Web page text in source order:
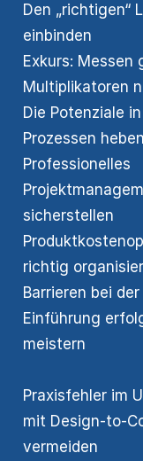
Den „richtigen“
einbinden
Exkurs: Messen
Multiplikatoren
Die Potenziale
Prozessen heben
Professionelles
sicherstellen
richtig
Barrieren bei der
Einführung
meistern
Praxisfehler im
mit Design-to-
vermeiden